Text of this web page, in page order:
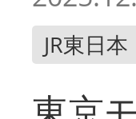
JR東日本